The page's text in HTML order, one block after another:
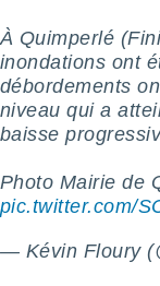
des
notre
en
le
À Quimperlé
inondations ont
débordements
niveau qui a
baisse
Photo Mairie de
pic.twitter.com/
— Kévin Floury